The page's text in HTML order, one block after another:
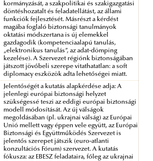
kormányzását, a szakpolitikai és szakigazgatási
döntéshozatalt és feladatellátást, az állami
funkciók fejlesztését. Másrészt a kérdést
magába foglaló biztonsági tanulmányok
oktatási módszertana is új elemekkel
gazdagodik (kompetenciaalapú tanulás,
„elektronikus tanulás”, az adat-dömping
kezelése). A Szervezet régiónk biztonságában
játszott jövőbeli szerepe vitathatatlan: a soft
diplomacy eszközök adta lehetőségei miatt.
Jelentőségét a kutatás alapkérdése adja: A
jelenlegi európai biztonsági helyzet
szükségessé teszi az eddigi európai biztonsági
modell módosítását. Az új válságok
megoldásában (pl. ukrajnai válság) az Európai
Unió mellett vagy éppen vele együtt, az Európai
Biztonsági és Együttműködés Szervezet is
jelentős szerepet játszik (euro-atlanti
konzultációs Fórum) szervezet. A kutatás
fókusza: az EBESZ feladataira, főleg az ukrajnai